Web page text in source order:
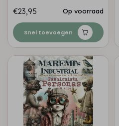
€23,95 Op voorraad
Snel toevoegen